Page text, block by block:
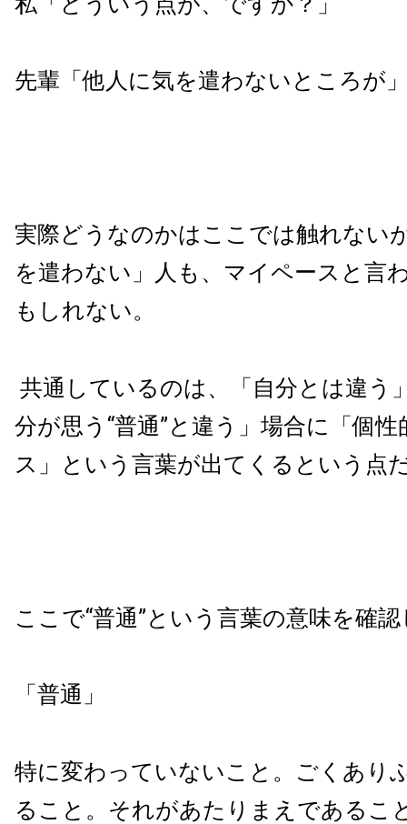
先輩「他人に気を遣わないところが
実際どうなのかはここでは触れない
を遣わない」人も、マイペースと言
もしれない。
共通しているのは、「自分とは違う
分が思う“普通”と違う」場合に「個
ス」という言葉が出てくるという点
ここで“普通”という言葉の意味を確
「普通」
特に変わっていないこと。ごくあり
ること。それがあたりまえであるこ